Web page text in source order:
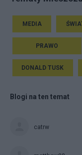
MEDIA
PRAWO
DONALD TUSK
Blogi na ten temat
catrw